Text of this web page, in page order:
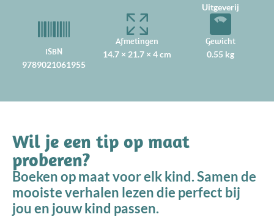
Uitgeverij
ISBN
9789021061955
Afmetingen
14.7 × 21.7 × 4 cm
Gewicht
0.55 kg
Wil je een tip op maat
proberen?
Boeken op maat voor elk kind. Samen de
mooiste verhalen lezen die perfect bij
jou en jouw kind passen.